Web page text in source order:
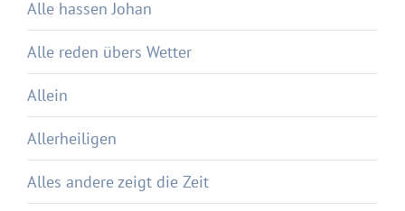
Alle hassen Johan
Alle reden übers Wetter
Allein
Allerheiligen
Alles andere zeigt die Zeit